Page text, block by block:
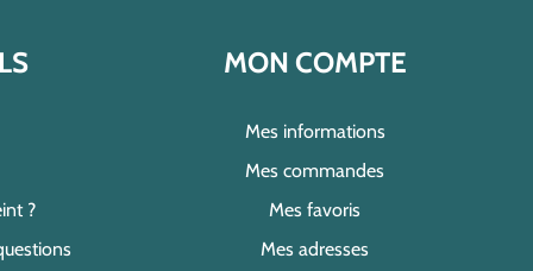
?
MON COMPTE
Mes informations
Mes commandes
Mes favoris
Mes adresses